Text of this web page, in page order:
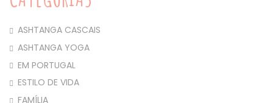
ASHTANGA CASCAIS
ASHTANGA YOGA
EM PORTUGAL
ESTILO DE VIDA
FAMÍLIA